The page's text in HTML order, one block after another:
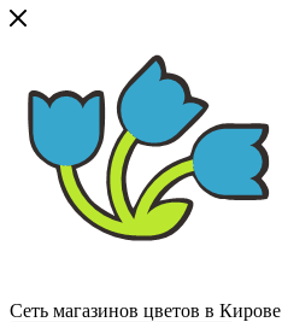
Сеть магазинов цветов в Кирове